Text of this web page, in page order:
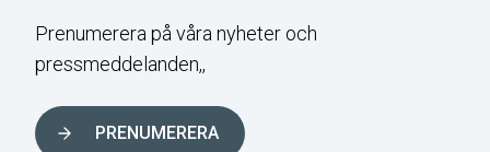
Prenumerera på våra nyheter och
pressmeddelanden,,
PRENUMERERA